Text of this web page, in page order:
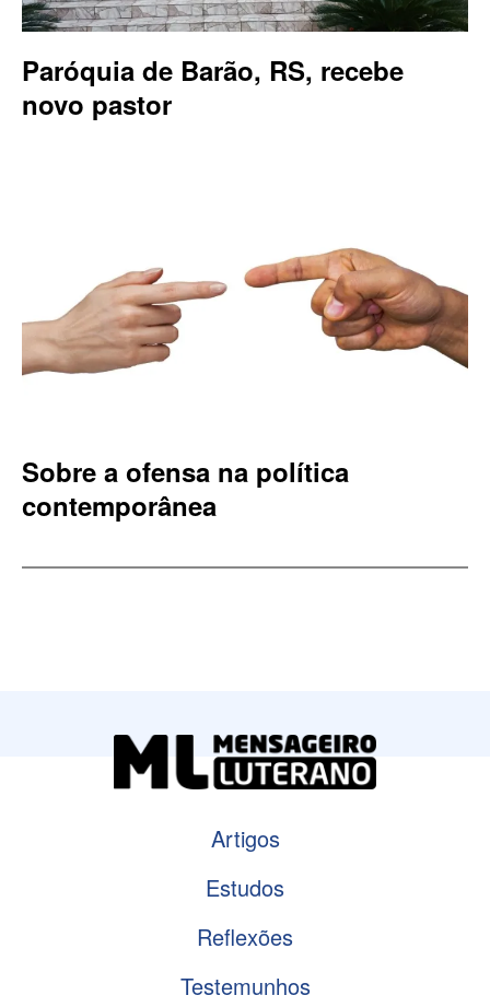
Paróquia de Barão, RS, recebe
novo pastor
Sobre a ofensa na política
contemporânea
Artigos
Estudos
Reflexões
Testemunhos